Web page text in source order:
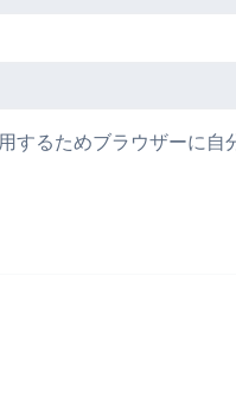
するためブラウザーに